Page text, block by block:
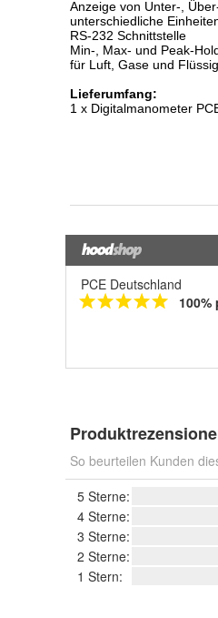
PCE Deutschland
So beurteilen Kunden
5 Sterne:
4 Sterne:
3 Sterne:
2 Sterne:
1 Stern: